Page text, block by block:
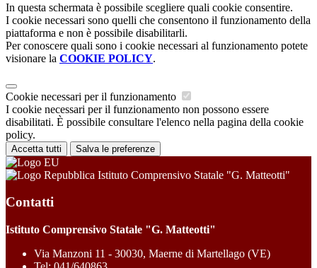
In questa schermata è possibile scegliere quali cookie consentire.
I cookie necessari sono quelli che consentono il funzionamento della
piattaforma e non è possibile disabilitarli.
Per conoscere quali sono i cookie necessari al funzionamento potete
visionare la COOKIE POLICY.
Cookie necessari per il funzionamento
I cookie necessari per il funzionamento non possono essere
disabilitati. È possibile consultare l'elenco nella pagina della cookie
policy.
Accetta tutti Salva le preferenze
Istituto Comprensivo Statale "G. Matteotti"
Contatti
Istituto Comprensivo Statale "G. Matteotti"
Via Manzoni 11 - 30030, Maerne di Martellago (VE)